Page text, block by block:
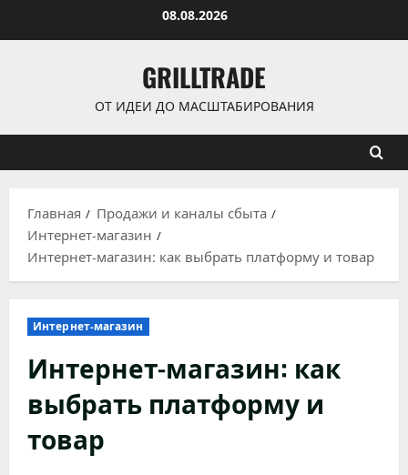
08.08.2026
GRILLTRADE
ОТ ИДЕИ ДО МАСШТАБИРОВАНИЯ
Главная
Продажи и каналы сбыта
Интернет-магазин
Интернет-магазин: как выбрать платформу и товар
Интернет-магазин
Интернет-магазин: как
выбрать платформу и
товар